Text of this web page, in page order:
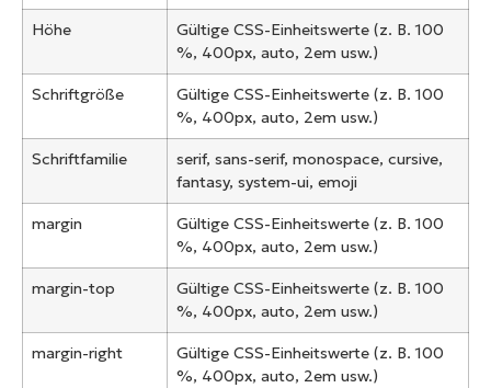
Höhe
Gültige CSS-Einheitswerte (z. B. 100
%, 400px, auto, 2em usw.)
Schriftgröße
Gültige CSS-Einheitswerte (z. B. 100
%, 400px, auto, 2em usw.)
Schriftfamilie
serif, sans-serif, monospace, cursive,
fantasy, system-ui, emoji
margin
Gültige CSS-Einheitswerte (z. B. 100
%, 400px, auto, 2em usw.)
margin-top
Gültige CSS-Einheitswerte (z. B. 100
%, 400px, auto, 2em usw.)
margin-right
Gültige CSS-Einheitswerte (z. B. 100
%, 400px, auto, 2em usw.)